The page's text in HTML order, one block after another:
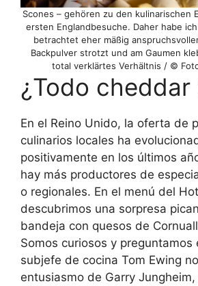
Scones – gehören zu den kulinarischen
ersten Englandbesuche. Daher habe
betrachtet eher mäßig
Backpulver strotzt und am Gaumen
total verklärtes Verhältnis / ©
¿Todo cheddar
En el Reino Unido, la oferta de
culinarios locales ha
positivamente en los últimos
hay más productores de
o regionales. En el menú del
descubrimos una sorpresa
bandeja con quesos de
Somos curiosos y preguntamos
subjefe de cocina Tom Ewing
entusiasmo de Garry Jungheim,